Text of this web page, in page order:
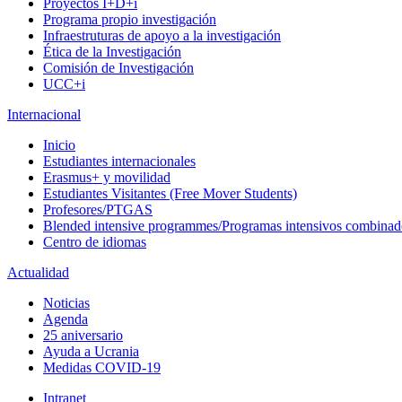
Proyectos I+D+i
Programa propio investigación
Infraestruturas de apoyo a la investigación
Ética de la Investigación
Comisión de Investigación
UCC+i
Internacional
Inicio
Estudiantes internacionales
Erasmus+ y movilidad
Estudiantes Visitantes (Free Mover Students)
Profesores/PTGAS
Blended intensive programmes/Programas intensivos
Centro de idiomas
Actualidad
Noticias
Agenda
25 aniversario
Ayuda a Ucrania
Medidas COVID-19
Intranet